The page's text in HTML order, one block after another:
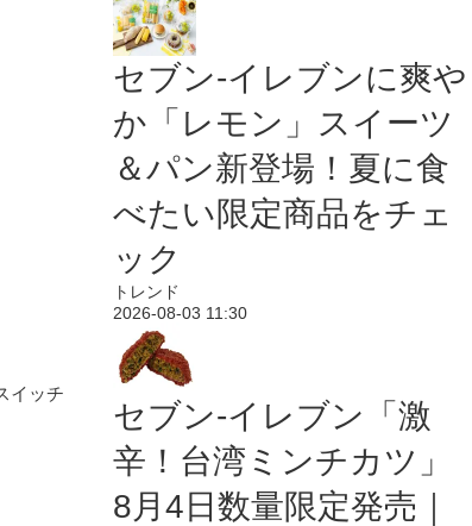
イッチ
セブン‐イレブンに爽や
か「レモン」スイーツ
＆パン新登場！夏に食
べたい限定商品をチェ
ック
トレンド
2026-08-03 11:30
セブン-イレブン「激
辛！台湾ミンチカツ」
8月4日数量限定発売｜